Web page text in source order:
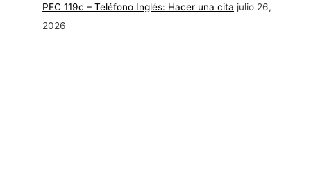
PEC 119c – Teléfono Inglés: Hacer una cita julio 26,
2026